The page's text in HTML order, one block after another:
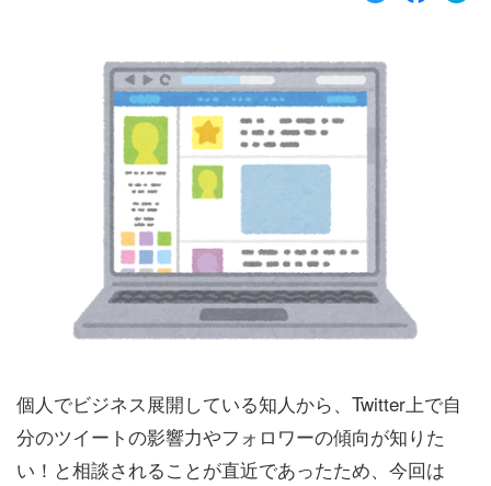
個人でビジネス展開している知人から、Twitter上で自
分のツイートの影響力やフォロワーの傾向が知りた
い！と相談されることが直近であったため、今回は